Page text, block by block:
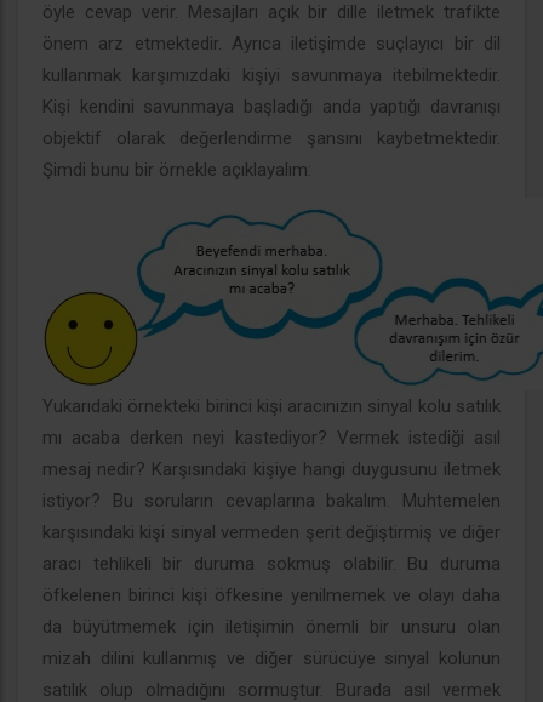
öyle cevap verir. Mesajları açık bir dille iletmek trafikte
önem arz etmektedir. Ayrıca iletişimde suçlayıcı bir dil
kullanmak karşımızdaki kişiyi savunmaya itebilmektedir.
Kişi kendini savunmaya başladığı anda yaptığı davranışı
objektif olarak değerlendirme şansını kaybetmektedir.
Şimdi bunu bir örnekle açıklayalım:
Yukarıdaki örnekteki birinci kişi aracınızın sinyal kolu satılık
mı acaba derken neyi kastediyor? Vermek istediği asıl
mesaj nedir? Karşısındaki kişiye hangi duygusunu iletmek
istiyor? Bu soruların cevaplarına bakalım. Muhtemelen
karşısındaki kişi sinyal vermeden şerit değiştirmiş ve diğer
aracı tehlikeli bir duruma sokmuş olabilir. Bu duruma
öfkelenen birinci kişi öfkesine yenilmemek ve olayı daha
da büyütmemek için iletişimin önemli bir unsuru olan
mizah dilini kullanmış ve diğer sürücüye sinyal kolunun
satılık olup olmadığını sormuştur. Burada asıl vermek